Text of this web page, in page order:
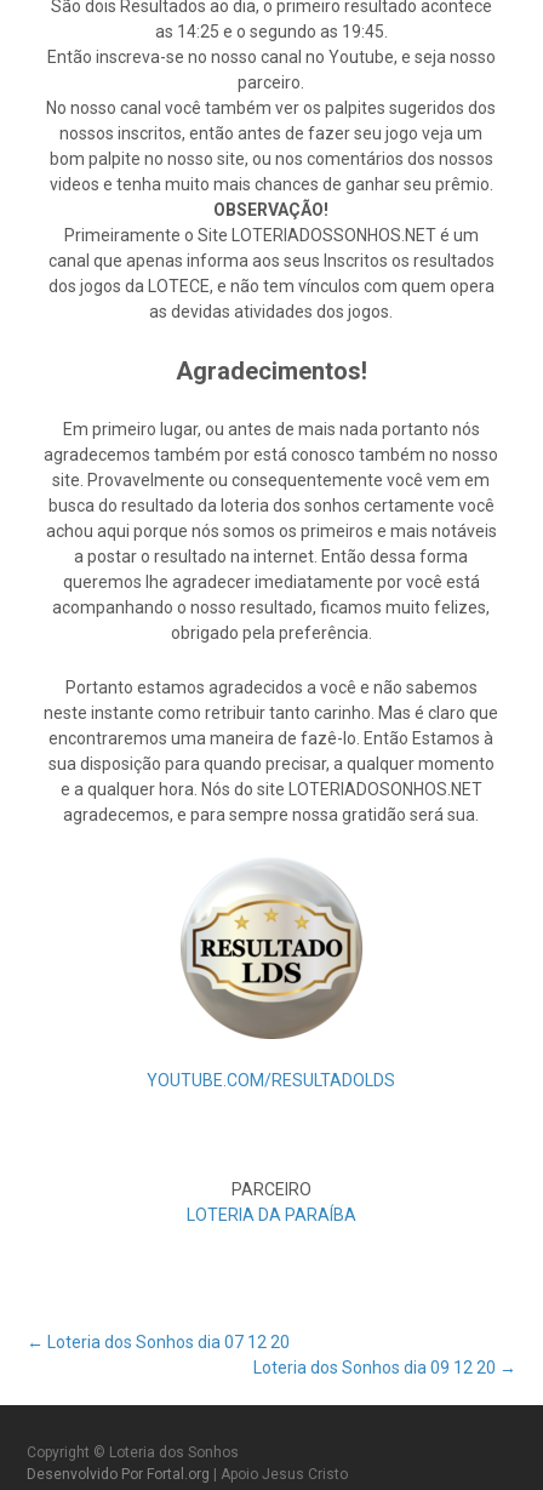
São dois Resultados ao dia, o primeiro resultado acontece
as 14:25 e o segundo as 19:45.
Então inscreva-se no nosso canal no Youtube, e seja nosso
parceiro.
No nosso canal você também ver os palpites sugeridos dos
nossos inscritos, então antes de fazer seu jogo veja um
bom palpite no nosso site, ou nos comentários dos nossos
videos e tenha muito mais chances de ganhar seu prêmio.
OBSERVAÇÃO!
Primeiramente o Site LOTERIADOSSONHOS.NET é um
canal que apenas informa aos seus Inscritos os resultados
dos jogos da LOTECE, e não tem vínculos com quem opera
as devidas atividades dos jogos.
Agradecimentos!
Em primeiro lugar, ou antes de mais nada portanto nós
agradecemos também por está conosco também no nosso
site. Provavelmente ou consequentemente você vem em
busca do resultado da loteria dos sonhos certamente você
achou aqui porque nós somos os primeiros e mais notáveis
a postar o resultado na internet. Então dessa forma
queremos lhe agradecer imediatamente por você está
acompanhando o nosso resultado, ficamos muito felizes,
obrigado pela preferência.
Portanto estamos agradecidos a você e não sabemos
neste instante como retribuir tanto carinho. Mas é claro que
encontraremos uma maneira de fazê-lo. Então Estamos à
sua disposição para quando precisar, a qualquer momento
e a qualquer hora. Nós do site LOTERIADOSONHOS.NET
agradecemos, e para sempre nossa gratidão será sua.
YOUTUBE.COM/RESULTADOLDS
PARCEIRO
LOTERIA DA PARAÍBA
Post
navigation
← Loteria dos Sonhos dia 07 12 20
Loteria dos Sonhos dia 09 12 20 →
Copyright © Loteria dos Sonhos
Desenvolvido Por Fortal.org
| Apoio Jesus Cristo